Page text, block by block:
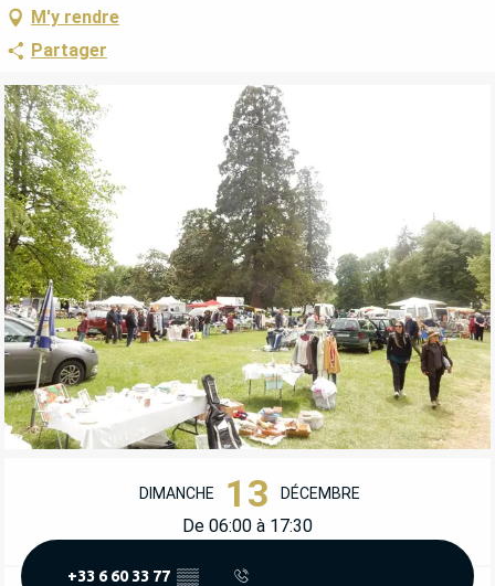
M'y rendre
Partager
OUVERTURE ET COORDONNÉES
DIMANCHE 13 DÉCEMBRE
De 06:00 à 17:30
+33 6 60 33 77 ▒▒